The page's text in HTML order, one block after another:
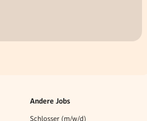
Andere Jobs
Schlosser (m/w/d)